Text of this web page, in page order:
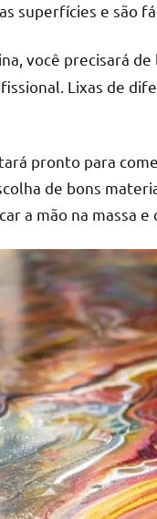
superfícies e são
você precisará
Lixas de
pronto para
de bons
a mão na massa e